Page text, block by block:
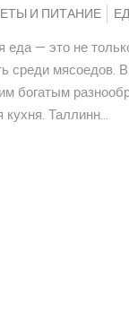
И ПИТАНИЕ
еда — это не
среди мясоедов.
богатым
кухня. Таллинн...